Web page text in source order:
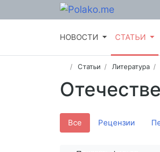
НОВОСТИ СТАТЬИ
Статьи Литература
Все Рецензии